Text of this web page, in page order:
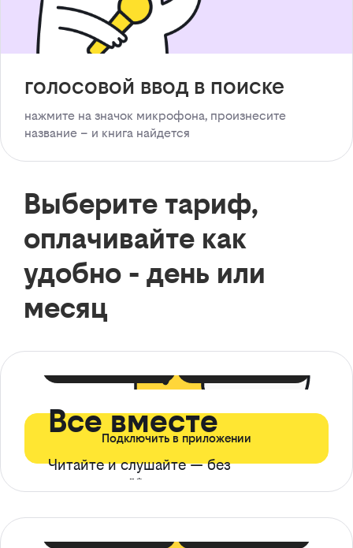
голосовой ввод в поиске
нажмите на значок микрофона, произнесите
название – и книга найдется
Выберите тариф,
оплачивайте как
удобно - день или
месяц
Все вместе
Читайте и слушайте — без
ограничений*
Подключить в приложении